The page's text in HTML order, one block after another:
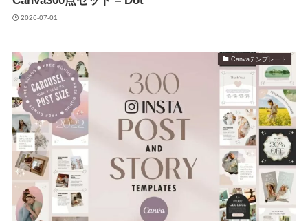
2026-07-01
Canvaテンプレート